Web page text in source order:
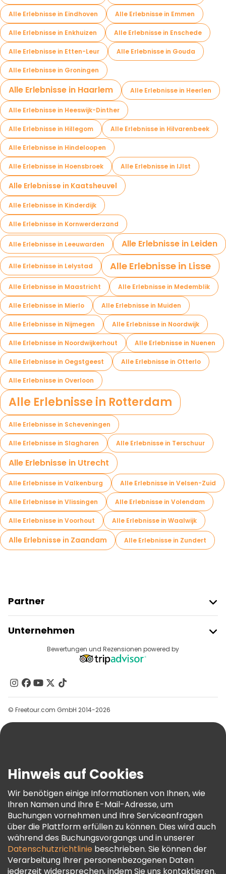
Alle Erlebnisse in Eindhoven Alle Erlebnisse in Emmen
Alle Erlebnisse in Enkhuizen Alle Erlebnisse in Enschede
Alle Erlebnisse in Etten-Leur Alle Erlebnisse in Gouda
Alle Erlebnisse in Groningen
Alle Erlebnisse in Haarlem Alle Erlebnisse in Heerlen
Alle Erlebnisse in Heeswijk-Dinther
Alle Erlebnisse in Hillegom Alle Erlebnisse in Hilvarenbeek
Alle Erlebnisse in Hindeloopen
Alle Erlebnisse in Hoensbroek Alle Erlebnisse in IJlst
Alle Erlebnisse in Kaatsheuvel
Alle Erlebnisse in Kinderdijk
Alle Erlebnisse in Kornwerderzand
Alle Erlebnisse in Leeuwarden Alle Erlebnisse in Leiden
Alle Erlebnisse in Lelystad Alle Erlebnisse in Lisse
Alle Erlebnisse in Maastricht Alle Erlebnisse in Medemblik
Alle Erlebnisse in Mierlo Alle Erlebnisse in Muiden
Alle Erlebnisse in Nijmegen Alle Erlebnisse in Noordwijk
Alle Erlebnisse in Noordwijkerhout Alle Erlebnisse in Nuenen
Alle Erlebnisse in Oegstgeest Alle Erlebnisse in Otterlo
Alle Erlebnisse in Overloon
Alle Erlebnisse in Rotterdam
Alle Erlebnisse in Scheveningen
Alle Erlebnisse in Slagharen Alle Erlebnisse in Terschuur
Alle Erlebnisse in Utrecht
Alle Erlebnisse in Valkenburg Alle Erlebnisse in Velsen-Zuid
Alle Erlebnisse in Vlissingen Alle Erlebnisse in Volendam
Alle Erlebnisse in Voorhout Alle Erlebnisse in Waalwijk
Alle Erlebnisse in Zaandam Alle Erlebnisse in Zundert
Partner
Anbieter-Anmeldung
Affiliate-Programm
Unternehmen
Reiseziele
Kontakt
Gruppen
Hilfe
AGB Und Rechtliches
Cookie-Richtlinie
Freetour Auszeichnungen
Treueprogramm
Bewertungen und Rezensionen powered by
© Freetour.com GmbH 2014-2026
Hinweis auf Cookies
Wir benötigen einige Informationen von Ihnen, wie
Ihren Namen und Ihre E-Mail-Adresse, um
Buchungen vornehmen und Ihre Serviceanfragen
über die Plattform erfüllen zu können. Dies wird auch
während des Buchungsvorgangs und in unserer
Datenschutzrichtlinie beschrieben. Sie können der
Verarbeitung Ihrer personenbezogenen Daten
jederzeit widersprechen, indem Sie uns kontaktieren.